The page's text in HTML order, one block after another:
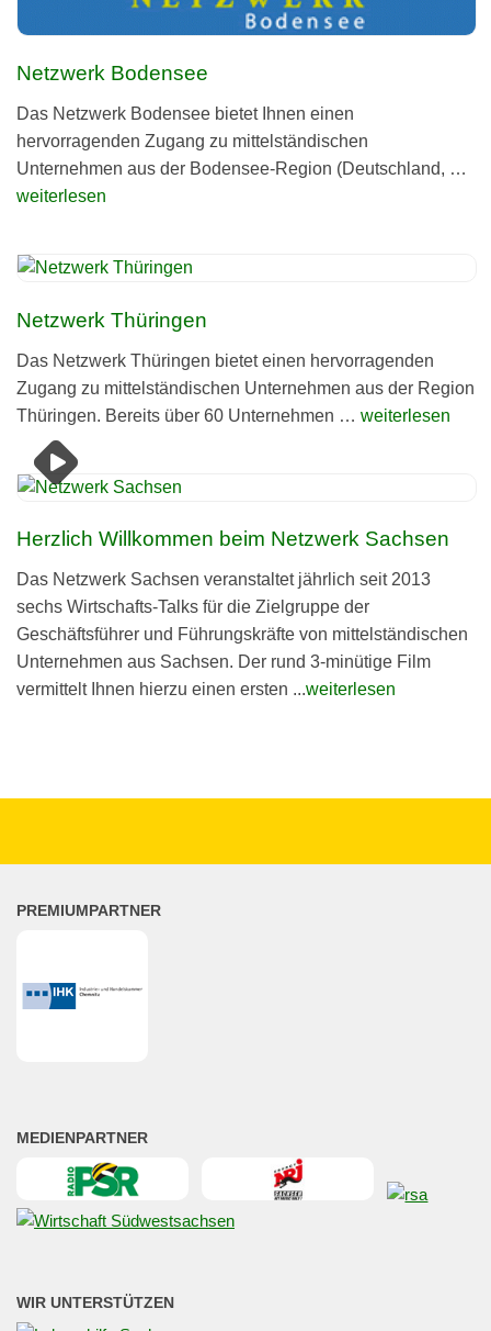
Netzwerk Bodensee
Das Netz­werk Boden­see bie­tet Ihnen einen
her­vor­ra­gen­den Zugang zu mit­tel­stän­di­schen
Unter­neh­men aus der Bodensee-Region (Deutsch­land, …
weiterlesen
Netzwerk Thüringen
Das Netz­werk Thürin­gen bie­tet einen her­vor­ra­gen­den
Zugang zu mit­tel­stän­di­schen Unter­neh­men aus der Region
Thürin­gen. Bere­its über 60 Unternehmen … weiterlesen
Herzlich Willkommen beim Netzwerk Sachsen
Das Netzwerk Sachsen veranstaltet jährlich seit 2013
sechs Wirtschafts-Talks für die Zielgruppe der
Geschäftsführer und Führungskräfte von mittelständischen
Unternehmen aus Sachsen. Der rund 3‑minütige Film
vermittelt Ihnen hierzu einen ersten ...weiterlesen
PREMIUMPARTNER
MEDIENPARTNER
WIR UNTERSTÜTZEN